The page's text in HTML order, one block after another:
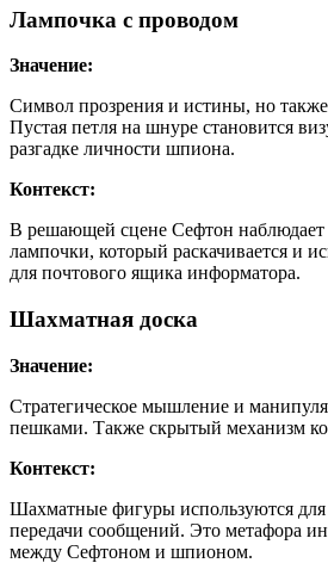
Лампочка с проводом
Значение:
Символ прозрения и истины, но также
Пустая петля на шнуре становится
разгадке личности шпиона.
Контекст:
В решающей сцене Сефтон наблюдает
лампочки, который раскачивается и
для почтового ящика информатора.
Шахматная доска
Значение:
Стратегическое мышление и
пешками. Также скрытый механизм
Контекст:
Шахматные фигуры используются для
передачи сообщений. Это метафора
между Сефтоном и шпионом.